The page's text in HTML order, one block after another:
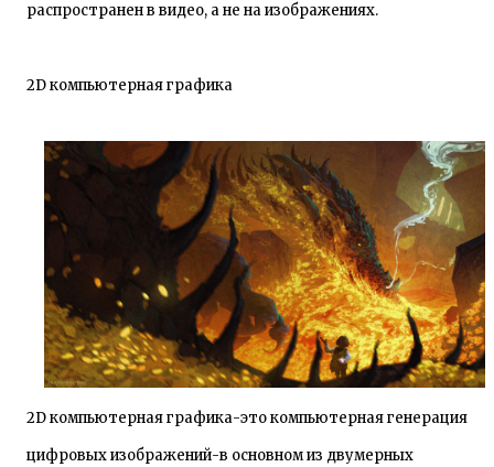
распространен в видео, а не на изображениях.
2D компьютерная графика
2D компьютерная графика-это компьютерная генерация
цифровых изображений-в основном из двумерных